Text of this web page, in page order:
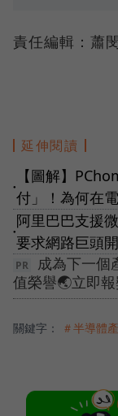
責任編輯：蕭
延伸閱讀
●
【圖解】
付」！為何在
●
阿里巴巴支援
要求網路巨頭
成為下一個
值榮譽🌏立即
關鍵字： ＃半導體